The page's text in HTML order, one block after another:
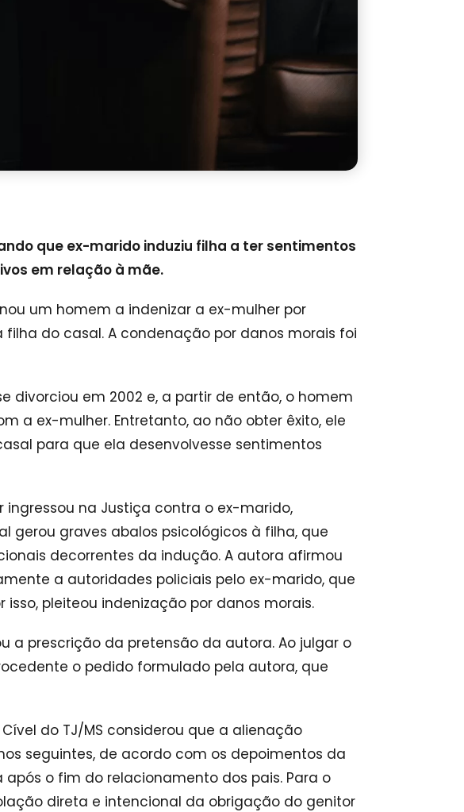
que ex-marido induziu filha a ter sentimentos
em relação à mãe.
um homem a indenizar a ex-mulher por
do casal. A condenação por danos morais foi
divorciou em 2002 e, a partir de então, o homem
a ex-mulher. Entretanto, ao não obter êxito, ele
para que ela desenvolvesse sentimentos
ingressou na Justiça contra o ex-marido,
gerou graves abalos psicológicos à filha, que
decorrentes da indução. A autora afirmou
a autoridades policiais pelo ex-marido, que
pleiteou indenização por danos morais.
a prescrição da pretensão da autora. Ao julgar o
o pedido formulado pela autora, que
do TJ/MS considerou que a alienação
seguintes, de acordo com os depoimentos da
o fim do relacionamento dos pais. Para o
direta e intencional da obrigação do genitor